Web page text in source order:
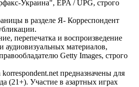
Украина", EPA / UPG, строго
в разделе Я- Корреспондент
перепечатка и воспроизведение
аудиовизуальных материалов,
Getty Images, строго
предназначены для
(21+). Участие в азартных играх